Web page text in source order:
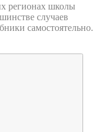
регионах школы
случаев
самостоятельно.